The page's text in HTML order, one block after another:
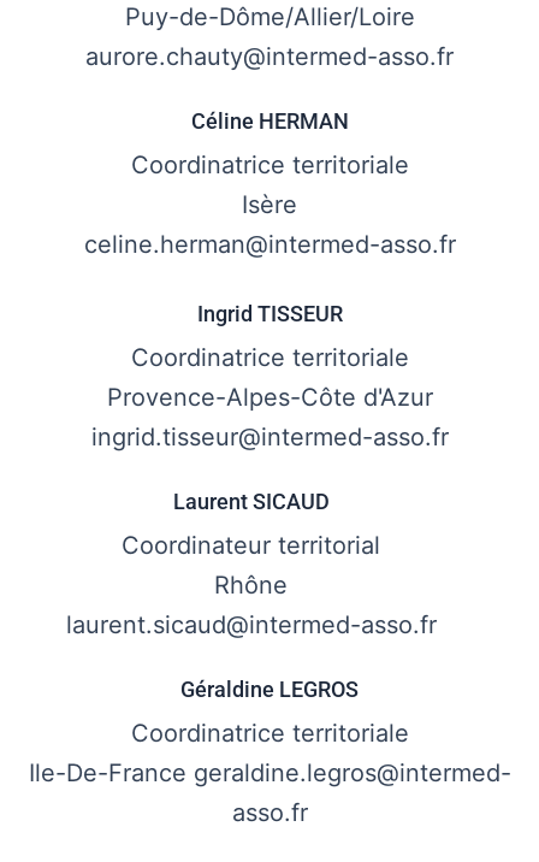
Puy-de-Dôme/Allier/Loire
aurore.chauty@intermed-asso.fr
Céline HERMAN
Coordinatrice territoriale
Isère
celine.herman@intermed-asso.fr
Ingrid TISSEUR
Coordinatrice territoriale
Provence-Alpes-Côte d'Azur
ingrid.tisseur@intermed-asso.fr
Laurent SICAUD
Coordinateur territorial
Rhône
laurent.sicaud@intermed-asso.fr
Géraldine LEGROS
Coordinatrice territoriale
Ile-De-France geraldine.legros@intermed-
asso.fr